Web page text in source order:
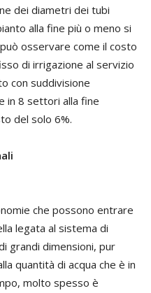
dei diametri dei tubi
alla fine più o meno si
osservare come il costo
di irrigazione al servizio
con suddivisione
in 8 settori alla fine
del solo 6%.
che possono entrare
legata al sistema di
grandi dimensioni, pur
quantità di acqua che è in
molto spesso è